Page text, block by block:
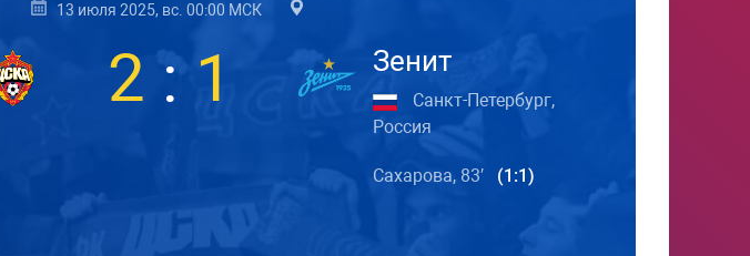
13 июля 2025, вс. 00:00 МСК
2 :1 Зенит
Санкт-Петербург,
Россия
Сахарова, 83′ (1:1)